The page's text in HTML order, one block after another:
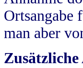
Ortsangabe
man aber